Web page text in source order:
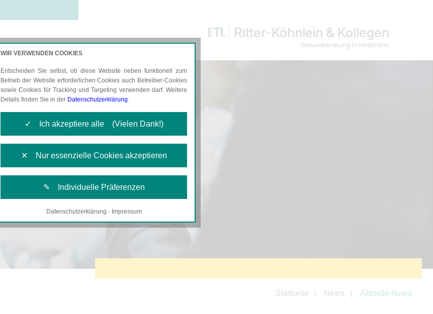
Ritter-Köhnlein & Kollegen
Steuerberatung in Heilbronn
AKTUELLES KARRIERE
Startseite News Aktuelle News
WIR VERWENDEN COOKIES
Entscheiden Sie selbst, ob diese Website neben funktionell zum
Betrieb der Website erforderlichen Cookies auch Betreiber-Cookies
sowie Cookies für Tracking und Targeting verwenden darf. Weitere
Details finden Sie in der Datenschutzerklärung.
✓ Ich akzeptiere alle (Vielen Dank!)
✕ Nur essenzielle Cookies akzeptieren
✎ Individuelle Präferenzen
Notwendige Cookies
Datenschutzerklärung · Impressum